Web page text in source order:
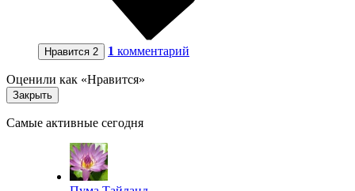
Нравится 2 1 комментарий
Оценили как «Нравится»
Закрыть
Самые активные сегодня